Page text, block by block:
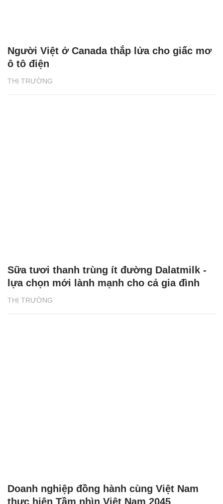
THỊ TRƯỜNG
Người Việt ở Canada thắp lửa cho giấc mơ
ô tô điện
THỊ TRƯỜNG
Sữa tươi thanh trùng ít đường Dalatmilk -
lựa chọn mới lành mạnh cho cả gia đình
Doanh nghiệp đồng hành cùng Việt Nam
thực hiện Tầm nhìn Việt Nam 2045